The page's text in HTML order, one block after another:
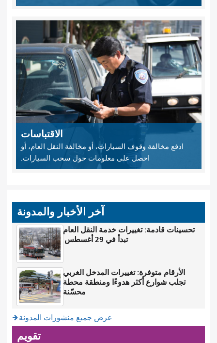
الاقتباسات
ادفع مخالفة وقوف السيارات، أو مخالفة النقل العام، أو
احصل على معلومات حول سحب السيارات.
آخر الأخبار والمدونة
تحسينات قادمة: تغييرات خدمة النقل العام
تبدأ في 29 أغسطس
الأرقام متوفرة: تغييرات المدخل الغربي
تجلب شوارع أكثر هدوءًا ومنطقة محطة
محسّنة
عرض جميع منشورات المدونة
تقويم